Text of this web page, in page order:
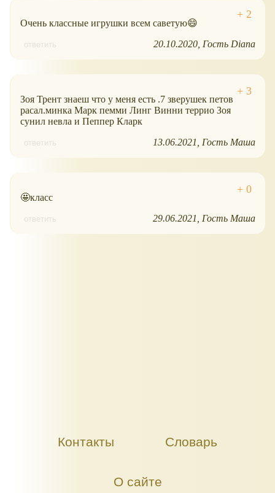
Очень классные игрушки всем саветую😄
ответить 20.10.2020 Гость Diana
Зоя Трент знаеш что у меня есть .7 зверушек петов
расал.минка Марк пемми Линг Винни террио Зоя
сунил невла и Пеппер Кларк
ответить 13.06.2021 Гость Маша
🤩класс
ответить 29.06.2021 Гость Маша
Контакты Словарь
О сайте